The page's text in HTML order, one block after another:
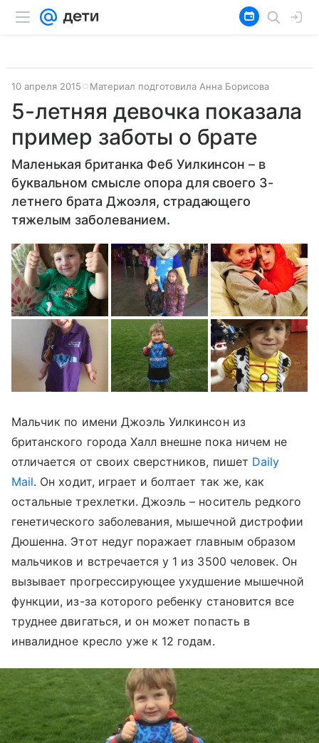
10 апреля 2015 Материал подготовила Анна Борисова
5-летняя девочка показала
пример заботы о брате
Маленькая британка Феб Уилкинсон – в
буквальном смысле опора для своего 3-
летнего брата Джоэля, страдающего
тяжелым заболеванием.
Мальчик по имени Джоэль Уилкинсон из
британского города Халл внешне пока ничем не
отличается от своих сверстников, пишет Daily
Mail. Он ходит, играет и болтает так же, как
остальные трехлетки. Джоэль – носитель редкого
генетического заболевания, мышечной дистрофии
Дюшенна. Этот недуг поражает главным образом
мальчиков и встречается у 1 из 3500 человек. Он
вызывает прогрессирующее ухудшение мышечной
функции, из-за которого ребенку становится все
труднее двигаться, и он может попасть в
инвалидное кресло уже к 12 годам.